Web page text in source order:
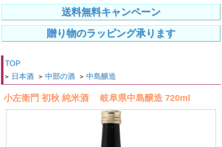
送料無料キャンペーン
贈り物のラッピング承ります
TOP
> 日本酒 > 中部の酒 > 中島醸造
小左衛門 初秋 純米酒 岐阜県中島醸造 720ml